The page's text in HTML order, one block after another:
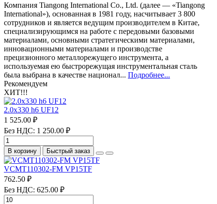
Компания Tiangong International Co., Ltd. (далее — «Tiangong
International»), основанная в 1981 году, насчитывает 3 800
сотрудников и является ведущим производителем в Китае,
специализирующимся на работе с передовыми базовыми
материалами, основными стратегическими материалами,
инновационными материалами и производстве
прецизионного металлорежущего инструмента, а
используемая ею быстрорежущая инструментальная сталь
была выбрана в качестве национал... Подробнее...
Рекомендуем
ХИТ!!!
2.0х330 h6 UF12
1 525.00 ₽
Без НДС: 1 250.00 ₽
В корзину Быстрый заказ
VCMT110302-FM VP15TF
762.50 ₽
Без НДС: 625.00 ₽